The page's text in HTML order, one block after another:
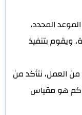
المحدد،
ويقوم بتنفيذ
من العمل، نتأكد من
هو مقياس